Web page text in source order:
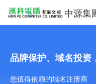
中源集
品牌保护、域名投资
您值得依赖的域名注册商